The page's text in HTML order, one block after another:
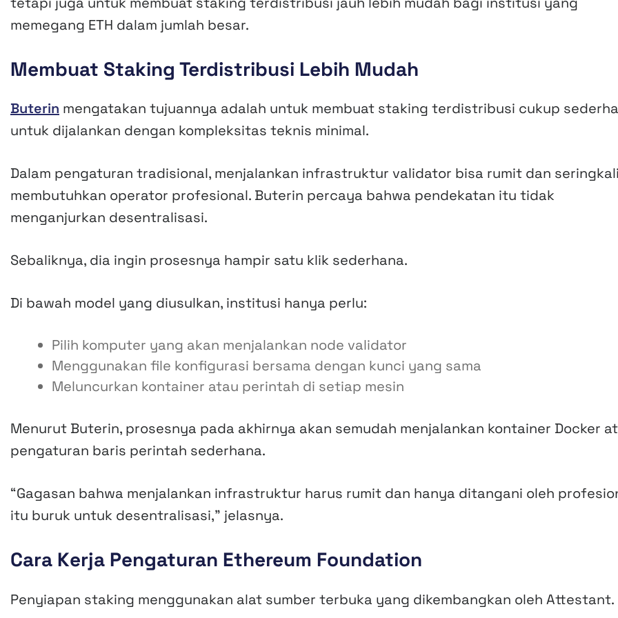
memegang ETH dalam jumlah besar.
Membuat Staking Terdistribusi Lebih Mudah
Buterin mengatakan tujuannya adalah untuk membuat staking terdistribusi cukup
untuk dijalankan dengan kompleksitas teknis minimal.
Dalam pengaturan tradisional, menjalankan infrastruktur validator bisa rumit dan seringkali
membutuhkan operator profesional. Buterin percaya bahwa pendekatan itu tidak
menganjurkan desentralisasi.
Sebaliknya, dia ingin prosesnya hampir satu klik sederhana.
Di bawah model yang diusulkan, institusi hanya perlu:
Pilih komputer yang akan menjalankan node validator
Menggunakan file konfigurasi bersama dengan kunci yang sama
Meluncurkan kontainer atau perintah di setiap mesin
Menurut Buterin, prosesnya pada akhirnya akan semudah menjalankan kontainer Docker
pengaturan baris perintah sederhana.
“Gagasan bahwa menjalankan infrastruktur harus rumit dan hanya ditangani oleh
itu buruk untuk desentralisasi,” jelasnya.
Cara Kerja Pengaturan Ethereum Foundation
Penyiapan staking menggunakan alat sumber terbuka yang dikembangkan oleh Attestant.